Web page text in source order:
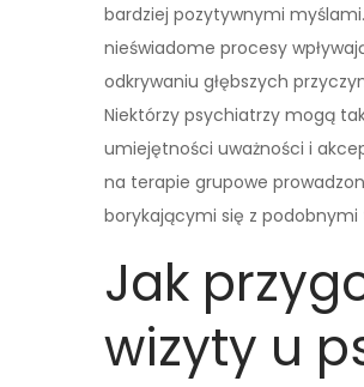
bardziej pozytywnymi
nieświadome procesy
odkrywaniu głębszych
Niektórzy psychiatrzy mogą
umiejętności uważności i
na terapie grupowe
borykającymi się z
Jak
wizyty u